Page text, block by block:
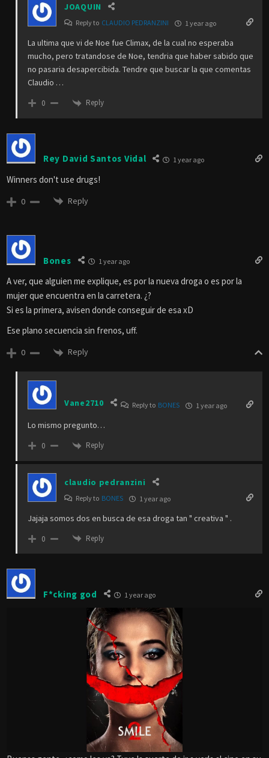
JOAQUIN
Reply to CLAUDIO PEDRANZINI 1 year ago
La ultima que vi de Noe fue Climax, de la cual no esperaba
mucho, pero tratandose de Noe, tendria que haber sabido que
no pasaria desapercibida. Tendre que buscar la que comentas
Claudio …
0 Reply
Rey David Santos Vidal 1 year ago
Winners don't use drugs!
0 Reply
Bones 1 year ago
A ver, que alguien me explique, es por la nueva droga o es por la
mujer que encuentra en la carretera. ¿?
Si es la primera, avisen donde conseguir de esa xD
Ese plano secuencia sin frenos, uff.
0 Reply
Vane2710 Reply to BONES 1 year ago
Lo mismo pregunto…
0 Reply
claudio pedranzini
Reply to BONES 1 year ago
Jajaja somos dos en busca de esa droga tan " creativa " .
0 Reply
F*cking god 1 year ago